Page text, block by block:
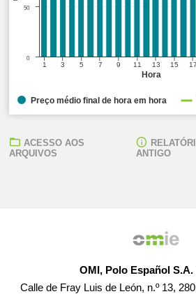
Hora
1 3 5 7 9 11 13 15 17
0
50
Preço médio final de hora em hora
ACESSO AOS
ARQUIVOS
ANTIGO
OMI, Polo Español S.A.
Calle de Fray Luis de León, n.º 13,